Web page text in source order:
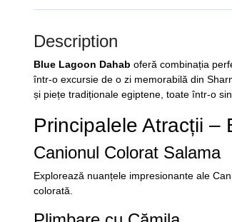
Description
Blue Lagoon Dahab oferă combinația
într-o excursie de o zi memorabilă din
și piețe tradiționale egiptene, toate într-o
Principalele Atracții –
Canionul Colorat Salama
Explorează nuanțele impresionante ale
colorată.